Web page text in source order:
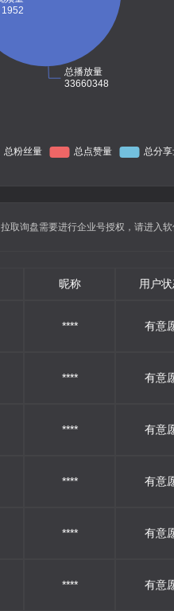
拉取询盘需要进行企业号授权，请进入
昵称 用户
**** 有意
**** 有意
**** 有意
**** 有意
**** 有意
**** 有意